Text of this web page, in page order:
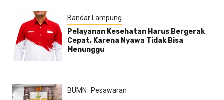
Bandar Lampung
Pelayanan Kesehatan Harus Bergerak
Cepat, Karena Nyawa Tidak Bisa
Menunggu
BUMN Pesawaran